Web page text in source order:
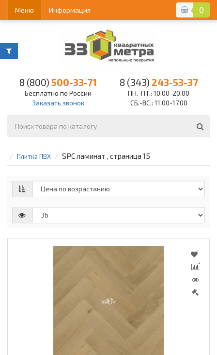
0
Меню Информация
8 (800) 500-33-71
Бесплатно по России
Заказать звонок
8 (343) 243-53-37
ПН.-ПТ.: 10.00-20.00
СБ.-ВС.: 11.00-17.00
Плитка ПВХ SPC ламинат , страница 15